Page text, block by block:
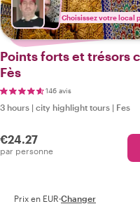
Choisissez votre local
Points forts et trésors
Fès
146 avis
3 hours | city highlight tours | Fes
€24.27
par personne
Prix en EUR·Changer